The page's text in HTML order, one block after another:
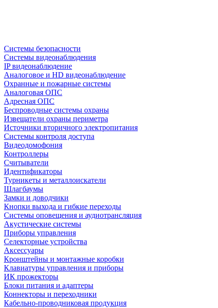
Системы безопасности
Системы видеонаблюдения
IP видеонаблюдение
Аналоговое и HD видеонаблюдение
Охранные и пожарные системы
Аналоговая ОПС
Адресная ОПС
Беспроводные системы охраны
Извещатели охраны периметра
Источники вторичного электропитания
Системы контроля доступа
Видеодомофония
Контроллеры
Считыватели
Идентификаторы
Турникеты и металлоискатели
Шлагбаумы
Замки и доводчики
Кнопки выхода и гибкие переходы
Системы оповещения и аудиотрансляция
Акустические системы
Приборы управления
Селекторные устройства
Аксессуары
Кронштейны и монтажные коробки
Клавиатуры управления и приборы
ИК прожекторы
Блоки питания и адаптеры
Коннекторы и переходники
Кабельно-проводниковая продукция